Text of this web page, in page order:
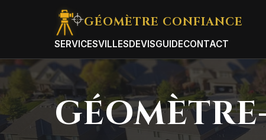
GÉOMÈTRE CONFIANCE
SERVICESVILLESDEVISGUIDECONTACT